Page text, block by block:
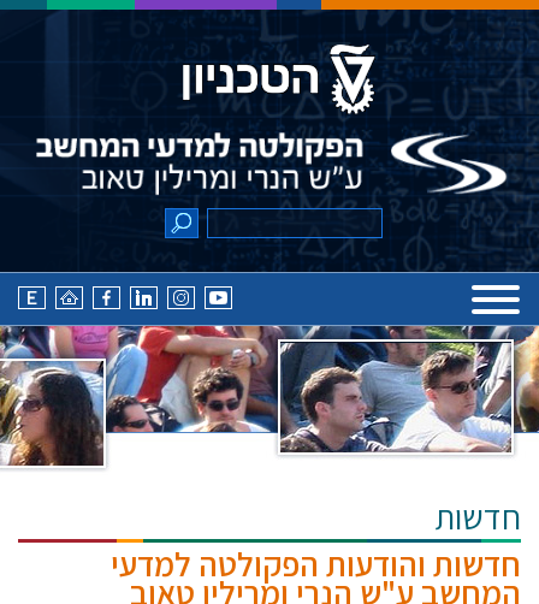
חדשות
חדשות והודעות הפקולטה למדעי
המחשב ע"ש הנרי ומרילין טאוב